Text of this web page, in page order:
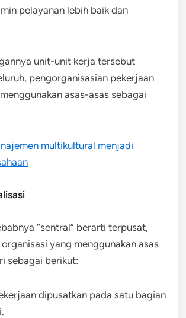
pelayanan lebih baik dan
unit-unit kerja tersebut
pengorganisasian pekerjaan
asas-asas sebagai
multikultural menjadi
“sentral” berarti terpusat,
yang menggunakan asas
sebagai berikut:
dipusatkan pada satu bagian